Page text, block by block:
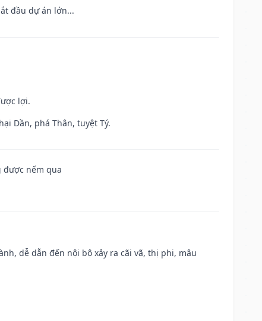
đầu dự án lớn...
lợi.
Dần, phá Thân, tuyệt Tý.
được nếm qua
dễ dẫn đến nội bộ xảy ra cãi vã, thị phi, mâu